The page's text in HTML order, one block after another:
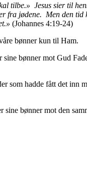
tilbe.» Jesus sier til
fra jødene. Men den tid
(Johannes 4:19-24)
bønner kun til Ham.
sine bønner mot Gud
som hadde fått det inn
bønner mot den